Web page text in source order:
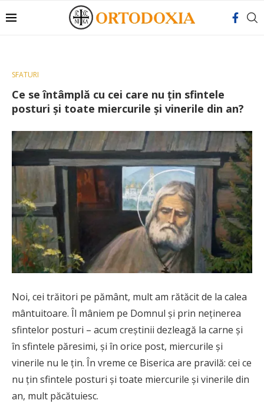
SFATURI
Ce se întâmplă cu cei care nu ţin sfintele
posturi şi toate miercurile şi vinerile din an?
Noi, cei trăitori pe pământ, mult am rătăcit de la calea
mântuitoare. Îl mâniem pe Domnul şi prin neţinerea
sfintelor posturi – acum creştinii dezleagă la carne şi
în sfintele păresimi, şi în orice post, miercurile şi
vinerile nu le ţin. În vreme ce Biserica are pravilă: cei ce
nu ţin sfintele posturi şi toate miercurile şi vinerile din
an, mult păcătuiesc.